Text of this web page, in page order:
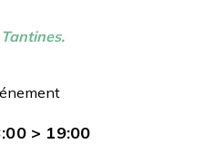
> 19:00